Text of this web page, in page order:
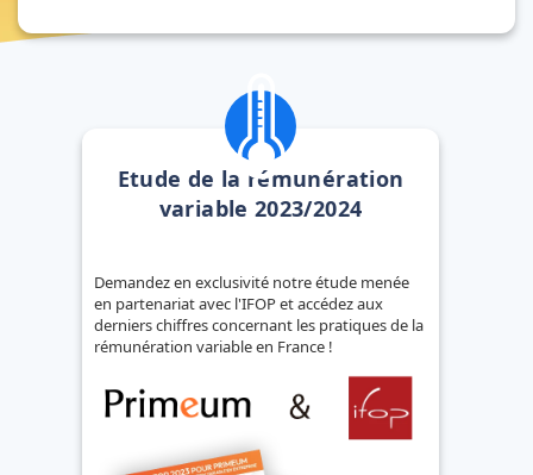
Etude de la rémunération
variable 2023/2024
Demandez en exclusivité notre étude menée
en partenariat avec l'IFOP et accédez aux
derniers chiffres concernant les pratiques de la
rémunération variable en France !